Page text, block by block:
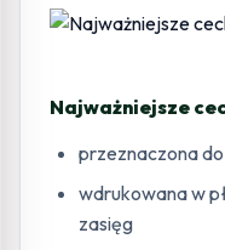
Najważniejsze
przeznaczona
wdrukowana w
zasięg